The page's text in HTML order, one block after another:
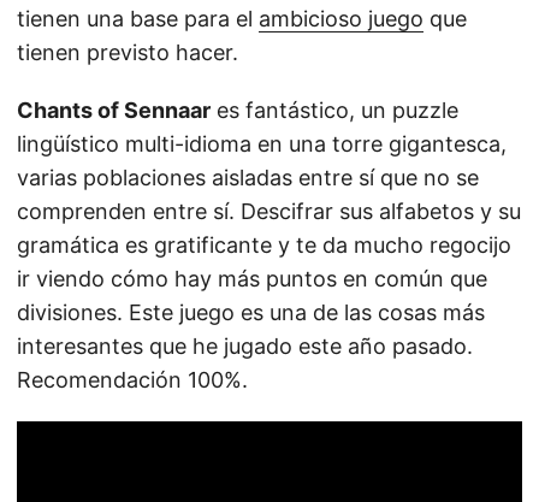
tienen una base para el ambicioso juego que
tienen previsto hacer.
Chants of Sennaar es fantástico, un puzzle
lingüístico multi-idioma en una torre gigantesca,
varias poblaciones aisladas entre sí que no se
comprenden entre sí. Descifrar sus alfabetos y su
gramática es gratificante y te da mucho regocijo
ir viendo cómo hay más puntos en común que
divisiones. Este juego es una de las cosas más
interesantes que he jugado este año pasado.
Recomendación 100%.